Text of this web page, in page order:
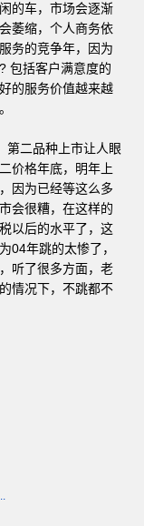
的车，市场会逐渐
萎缩，个人商务依
务的竞争年，因为
包括客户满意度的
的服务价值越来越
二品种上市让人眼
价格年底，明年上
因为已经等这么多
会很糟，在这样的
以后的水平了，这
04年跳的太惨了，
听了很多方面，老
情况下，不跳都不